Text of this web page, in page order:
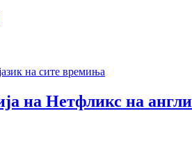
на Нетфликс на